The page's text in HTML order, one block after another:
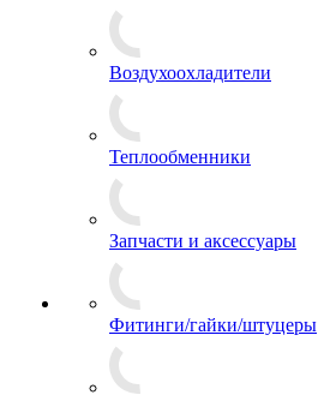
Воздухоохладители
Теплообменники
Запчасти и аксессуары
Фитинги/гайки/штуцеры